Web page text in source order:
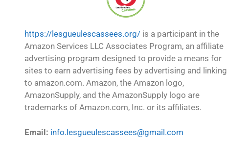
https://lesgueulescassees.org/ is a participant in the
Amazon Services LLC Associates Program, an affiliate
advertising program designed to provide a means for
sites to earn advertising fees by advertising and linking
to amazon.com. Amazon, the Amazon logo,
AmazonSupply, and the AmazonSupply logo are
trademarks of Amazon.com, Inc. or its affiliates.
Email: info.lesgueulescassees@gmail.com